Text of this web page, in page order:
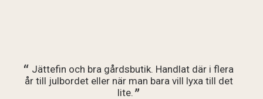
Jättefin och bra gårdsbutik. Handlat där i flera
år till julbordet eller när man bara vill lyxa till det
lite.